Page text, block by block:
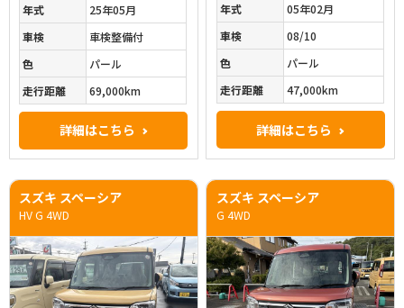
年式
25年05月
車検
車検整備付
色
パール
走行距離
69,000km
詳細はこちら
年式
05年02月
車検
08/10
色
パール
走行距離
47,000km
詳細はこちら
スズキ スペーシア
HV G 4WD
スズキ スペーシア
G 4WD